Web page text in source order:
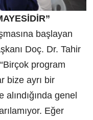
başlayan
Doç. Dr. Tahir
program
bize ayrı bir
genel
Eğer